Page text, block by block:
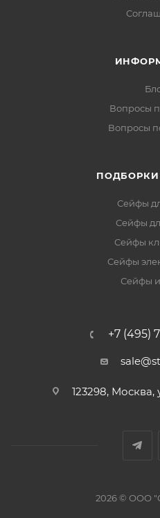
Вопросы
Вопросы
ПОДБОРКИ
Сейфы
Сейфы
Сейфы
Сейфы
Сейфы
+7 (495)
123298, Москва,
2026 © ООО